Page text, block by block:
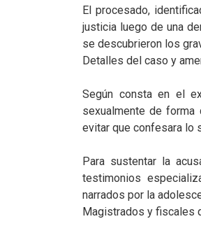
El procesado,
justicia luego de una
se descubrieron los
Detalles del caso y
Según consta en el
sexualmente de forma
evitar que confesara lo
Para sustentar la
testimonios
narrados por la
Magistrados y fiscales